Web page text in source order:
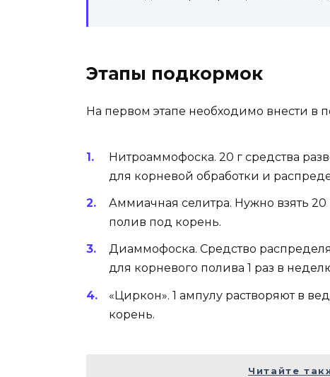
Этапы подкормок
На первом этапе необходимо внести в
Нитроаммофоска. 20 г средства
для корневой обработки и
Аммиачная селитра. Нужно взять
полив под корень.
Диаммофоска. Средство
для корневого полива 1 раз в
«Циркон». 1 ампулу растворяют в
корень.
Читайте